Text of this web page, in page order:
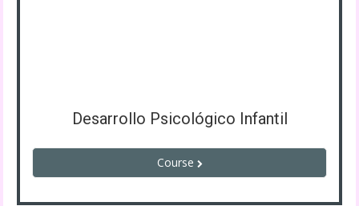
Desarrollo Psicológico Infantil
Course